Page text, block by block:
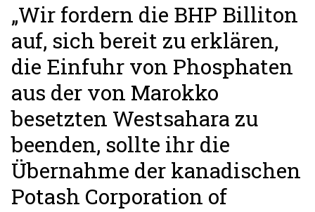
„Wir fordern die BHP Billiton
auf, sich bereit zu erklären,
die Einfuhr von Phosphaten
aus der von Marokko
besetzten Westsahara zu
beenden, sollte ihr die
Übernahme der kanadischen
Potash Corporation of